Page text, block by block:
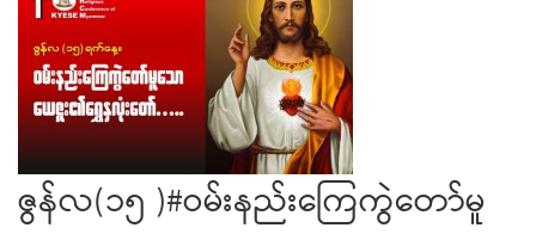
ဇွန်လ(၁၅ )#ဝမ်းနည်းကြေကွဲတော်မူ